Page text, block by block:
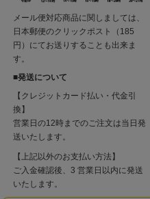
メール便対応商品に関しましては、
日本郵便のクリックポスト（185
円）にてお送りすることも出来ま
す。
■発送について
【クレジットカード払い・代金引
換】
営業日の12時までのご注文は当日発
送いたします。
【上記以外のお支払い方法】
ご入金確認後、3 営業日以内に発送
いたします。